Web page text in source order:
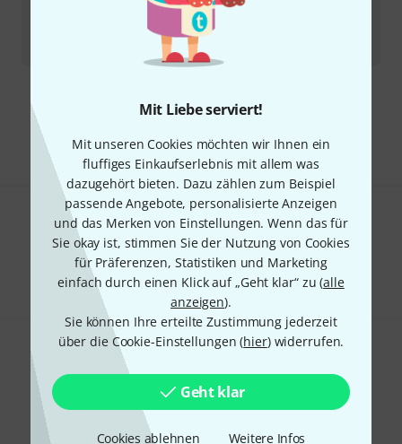
Mit Liebe serviert!
Mit unseren Cookies möchten wir Ihnen ein
fluffiges Einkaufserlebnis mit allem was
dazugehört bieten. Dazu zählen zum Beispiel
passende Angebote, personalisierte Anzeigen
und das Merken von Einstellungen. Wenn das für
Sie okay ist, stimmen Sie der Nutzung von Cookies
für Präferenzen, Statistiken und Marketing
einfach durch einen Klick auf „Geht klar“ zu (alle
anzeigen).
Sie können Ihre erteilte Zustimmung jederzeit
über die Cookie-Einstellungen (hier) widerrufen.
Geht klar
Cookies ablehnen Weitere Infos
Download-Lizenz
Kostenloser Versand ab € 69
Gefällt Ihnen, was Sie sehen?
Teilen Hilfe & Feedback
Thomann Newsletter